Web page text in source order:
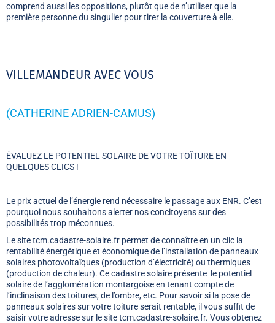
comprend aussi les oppositions, plutôt que de n’utiliser que la
première personne du singulier pour tirer la couverture à elle.
VILLEMANDEUR AVEC VOUS
(CATHERINE ADRIEN-CAMUS)
ÉVALUEZ LE POTENTIEL SOLAIRE DE VOTRE TOÎTURE EN
QUELQUES CLICS !
Le prix actuel de l’énergie rend nécessaire le passage aux ENR. C’est
pourquoi nous souhaitons alerter nos concitoyens sur des
possibilités trop méconnues.
Le site tcm.cadastre-solaire.fr permet de connaître en un clic la
rentabilité énergétique et économique de l’installation de panneaux
solaires photovoltaïques (production d’électricité) ou thermiques
(production de chaleur). Ce cadastre solaire présente le potentiel
solaire de l’agglomération montargoise en tenant compte de
l’inclinaison des toitures, de l’ombre, etc. Pour savoir si la pose de
panneaux solaires sur votre toiture serait rentable, il vous suffit de
saisir votre adresse sur le site tcm.cadastre-solaire.fr. Vous obtenez